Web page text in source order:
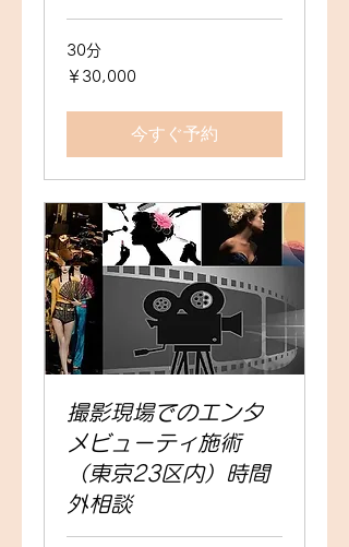
30分
30,000
円
￥30,000
今すぐ予約
撮影現場でのエンタ
メビューティ施術
（東京23区内）時間
外相談